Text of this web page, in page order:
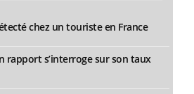
chez un touriste en France
rapport s’interroge sur son taux